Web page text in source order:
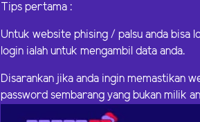
Tips pertama :
Untuk website phising / palsu anda bisa
login ialah untuk mengambil data anda.
Disarankan jika anda ingin memastikan
password sembarang yang bukan milik